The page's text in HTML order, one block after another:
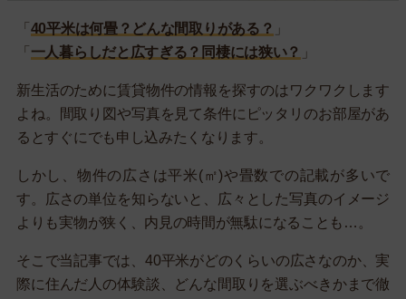
「 40平米は何畳？どんな間取りがある？ 」
「 一人暮らしだと広すぎる？同棲には狭い？ 」
新生活のために賃貸物件の情報を探すのはワクワクします
よね。間取り図や写真を見て条件にピッタリのお部屋があ
るとすぐにでも申し込みたくなります。
しかし、物件の広さは平米(㎡)や畳数での記載が多いで
す。広さの単位を知らないと、広々とした写真のイメージ
よりも実物が狭く、内見の時間が無駄になることも…。
そこで当記事では、40平米がどのくらいの広さなのか、実
際に住んだ人の体験談、どんな間取りを選ぶべきかまで徹